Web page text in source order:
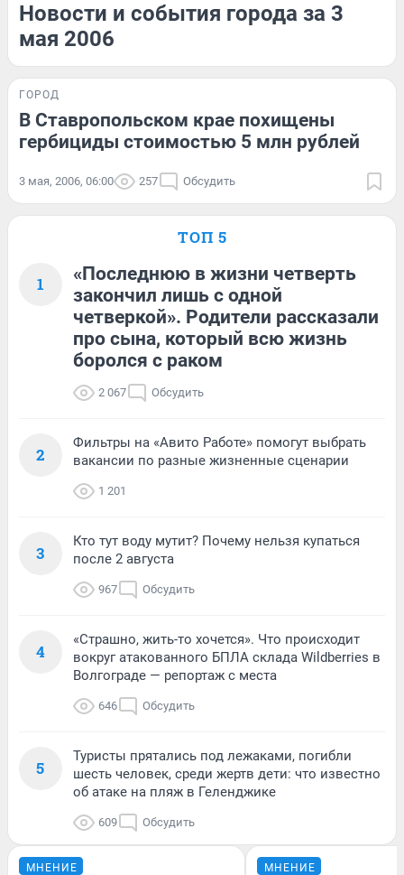
Новости и события города за 3
мая 2006
ГОРОД
В Ставропольском крае похищены
гербициды стоимостью 5 млн рублей
3 мая, 2006, 06:00 257 Обсудить
ТОП 5
1
«Последнюю в жизни четверть
закончил лишь с одной
четверкой». Родители рассказали
про сына, который всю жизнь
боролся с раком
2 067 Обсудить
2
Фильтры на «Авито Работе» помогут выбрать
вакансии по разные жизненные сценарии
1 201
3
Кто тут воду мутит? Почему нельзя купаться
после 2 августа
967 Обсудить
4
«Страшно, жить-то хочется». Что происходит
вокруг атакованного БПЛА склада Wildberries в
Волгограде — репортаж с места
646 Обсудить
5
Туристы прятались под лежаками, погибли
шесть человек, среди жертв дети: что известно
об атаке на пляж в Геленджике
609 Обсудить
МНЕНИЕ МНЕНИЕ